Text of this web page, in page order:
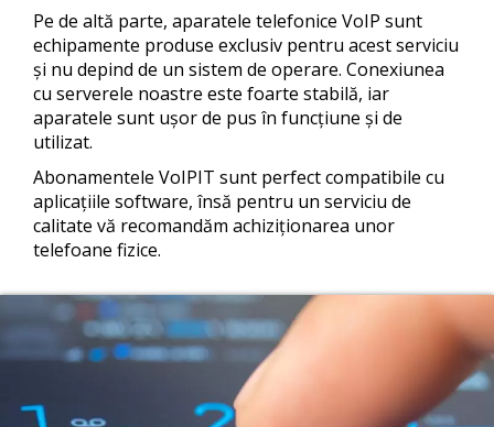
Pe de altă parte, aparatele telefonice VoIP sunt
echipamente produse exclusiv pentru acest serviciu
și nu depind de un sistem de operare. Conexiunea
cu serverele noastre este foarte stabilă, iar
aparatele sunt ușor de pus în funcțiune și de
utilizat.
Abonamentele VoIPIT sunt perfect compatibile cu
aplicațiile software, însă pentru un serviciu de
calitate vă recomandăm achiziționarea unor
telefoane fizice.